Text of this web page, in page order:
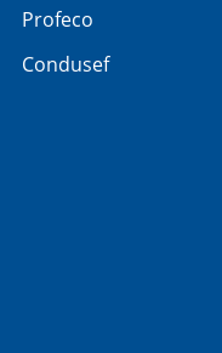
Profeco
Condusef